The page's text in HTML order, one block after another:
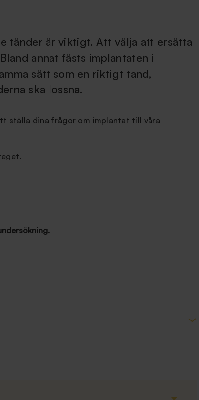
tänder är viktigt. Att välja att ersätta
annat fästs implantaten i
sätt som en riktigt tand,
ska lossna.
ställa dina frågor om implantat till våra